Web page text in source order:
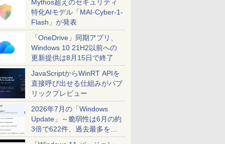
Mythos超えのセキュリティ
特化AIモデル「MAI-Cyber-1-
Flash」が発表
「OneDrive」同期アプリ、
Windows 10 21H2以前への
更新提供は8月15日で終了
JavaScriptからWinRT APIを
直接呼び出せる仕組みがパブ
リックプレビュー
2026年7月の「Windows
Update」～脆弱性は6月の約
3倍で622件、過去最多を大
幅に更新